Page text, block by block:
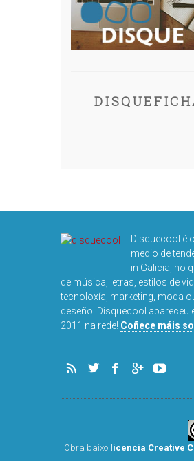
Disquecool é
medio de
in Galicia, no
de música, letras, estilos de
tecnoloxía, marketing, moda
deseño. Disquecool apareceu
2011 na rede! Coñece máis
Obra baixo licencia Creative